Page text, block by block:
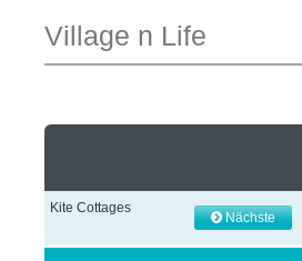
Village n Life
Kite Cottages
Nächste